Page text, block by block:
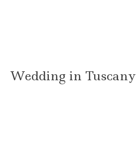
PHOTOGRAPHY
Wedding in Tuscany